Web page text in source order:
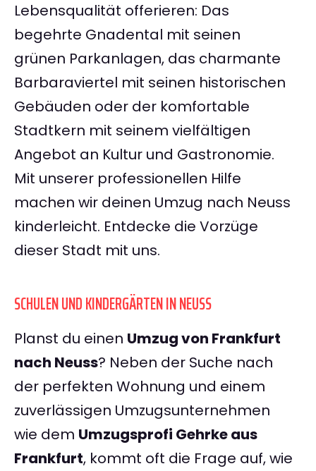
Lebensqualität offerieren: Das
begehrte Gnadental mit seinen
grünen Parkanlagen, das charmante
Barbaraviertel mit seinen historischen
Gebäuden oder der komfortable
Stadtkern mit seinem vielfältigen
Angebot an Kultur und Gastronomie.
Mit unserer professionellen Hilfe
machen wir deinen Umzug nach Neuss
kinderleicht. Entdecke die Vorzüge
dieser Stadt mit uns.
SCHULEN UND KINDERGÄRTEN IN NEUSS
Planst du einen Umzug von Frankfurt
nach Neuss? Neben der Suche nach
der perfekten Wohnung und einem
zuverlässigen Umzugsunternehmen
wie dem Umzugsprofi Gehrke aus
Frankfurt, kommt oft die Frage auf, wie